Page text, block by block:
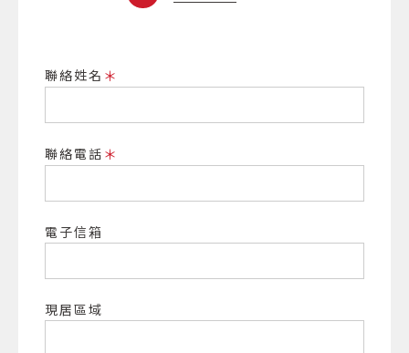
聯絡姓名 ＊
聯絡電話 ＊
電子信箱
現居區域